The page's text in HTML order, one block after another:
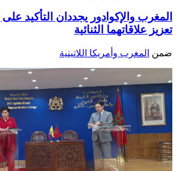
المغرب والإكوادور يجددان التأكيد
تعزيز علاقاتهما الثنائية
ضمن المغرب وأمريكا اللاتينية